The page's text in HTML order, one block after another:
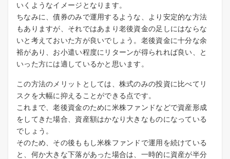
いくようなイメージとなります。
ちなみに、債券のみで運用するような、より安定的な方法
もありますが、それではあまり老後資金の足しにはならな
いと考えておいた方が良いでしょう。老後資金に十分な余
裕があり、お小遣い程度にリターンが得られれば良い、と
いった方には適しているかと思います。
この方法のメリットとしては、株式のみの投資に比べてリ
スクを大幅に抑えることができる点です。
これまで、老後資金のために米株ファンドなどで資産形成
をしてきた場合、資産額はかなり大きなものになっている
でしょう。
そのため、その後ももし米株ファンドで運用を続けている
と、何か大きな下落があった場合は、一時的に資産が半分